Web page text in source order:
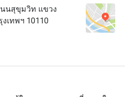
นสุขุมวิท แขวง
งเทพฯ 10110